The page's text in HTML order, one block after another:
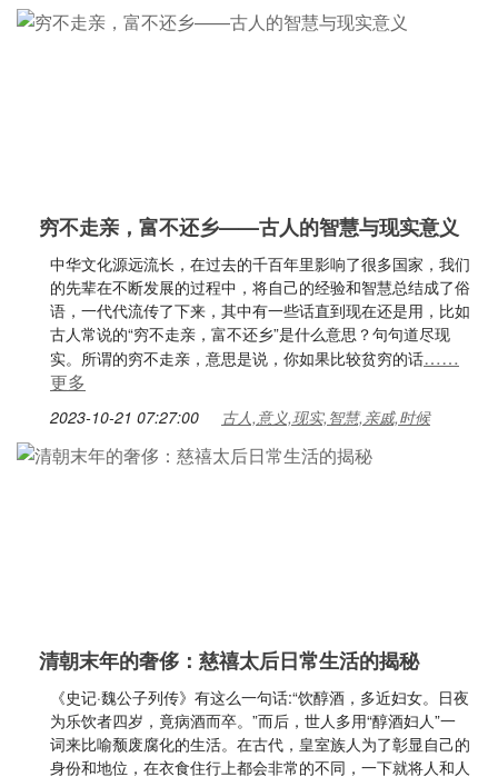
穷不走亲，富不还乡——古人的智慧与现实意义
中华文化源远流长，在过去的千百年里影响了很多国家，我们
的先辈在不断发展的过程中，将自己的经验和智慧总结成了俗
语，一代代流传了下来，其中有一些话直到现在还是用，比如
古人常说的“穷不走亲，富不还乡”是什么意思？句句道尽现
实。所谓的穷不走亲，意思是说，你如果比较贫穷的话……
更多
2023-10-21 07:27:00 古人,意义,现实,智慧,亲戚,时候
清朝末年的奢侈：慈禧太后日常生活的揭秘
《史记·魏公子列传》有这么一句话:“饮醇酒，多近妇女。日夜
为乐饮者四岁，竟病酒而卒。”而后，世人多用“醇酒妇人”一
词来比喻颓废腐化的生活。在古代，皇室族人为了彰显自己的
身份和地位，在衣食住行上都会非常的不同，一下就将人和人